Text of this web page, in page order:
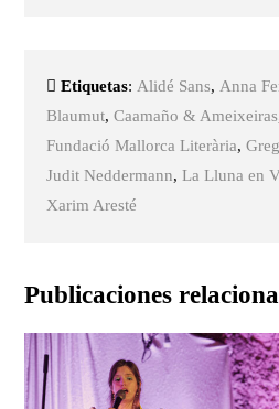
Etiquetas:Alidé Sans,Anna
Blaumut,Caamaño & Ameixeiras
Fundació Mallorca Literària,
Judit Neddermann,La Lluna en
Xarim Aresté
Publicaciones